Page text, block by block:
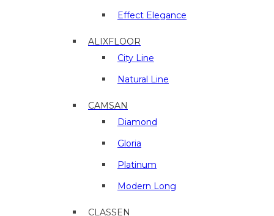
Effect Elegance
ALIXFLOOR
City Line
Natural Line
CAMSAN
Diamond
Gloria
Platinum
Modern Long
CLASSEN